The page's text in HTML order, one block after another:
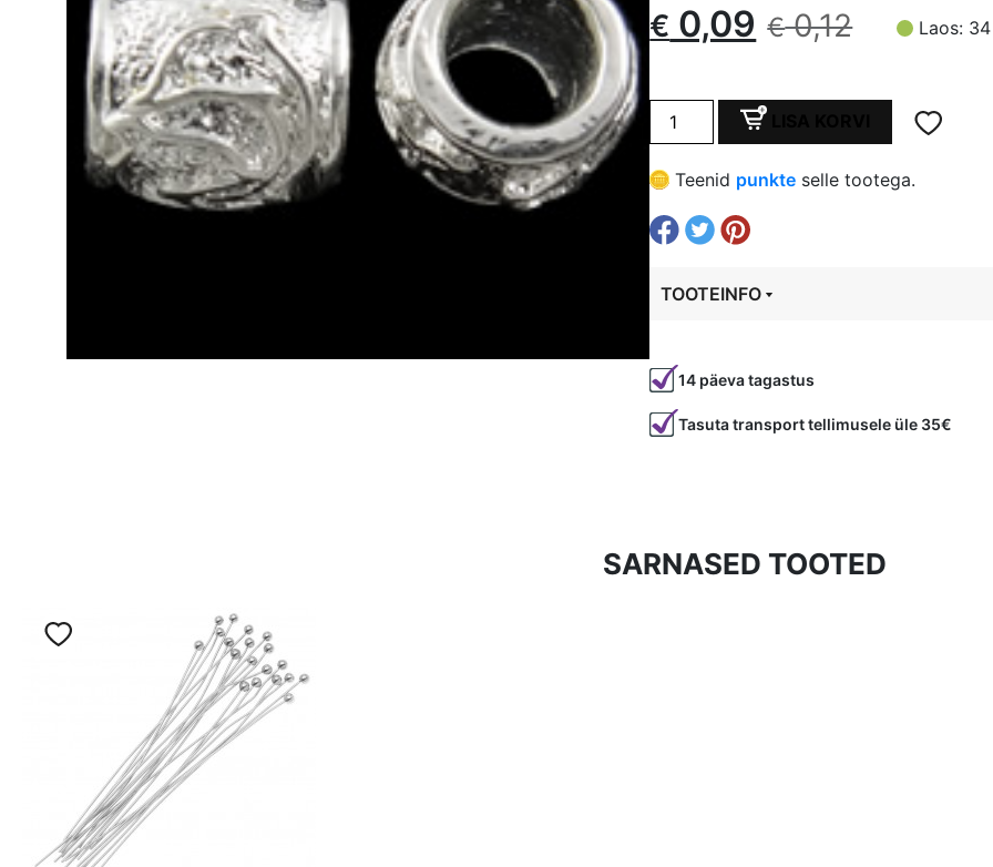
€0,12
Algne
oli:
€ 0,12.
€ 0,09
Current
is:
€ 0,09.
Laos: 34
Vahehelmes,
9x9
mm
auk
5
mm,
hõbeda
delfiinidega,
nikli-
plii
Teenid punkte selle tootega.
TOOTEINFO
14 päeva tagastus
Tasuta transport tellimusele üle 35€
SARNASED TOOTED